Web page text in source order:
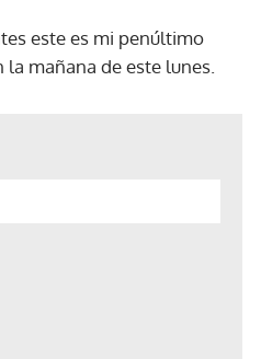
este es mi penúltimo
mañana de este lunes.